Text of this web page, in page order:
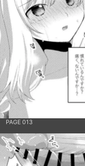
PAGE 013